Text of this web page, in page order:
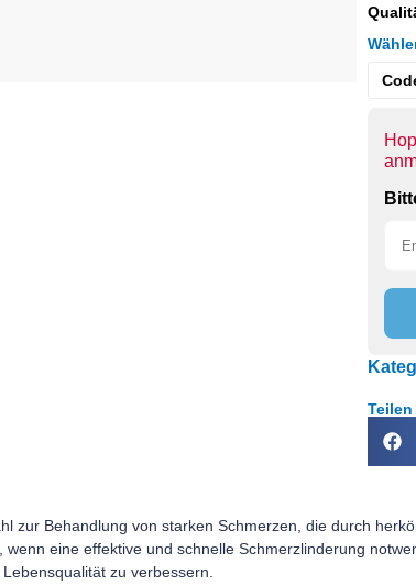
zur Behandlung von starken Schmerzen, die durch
eine effektive und schnelle Schmerzlinderung
zu verbessern.